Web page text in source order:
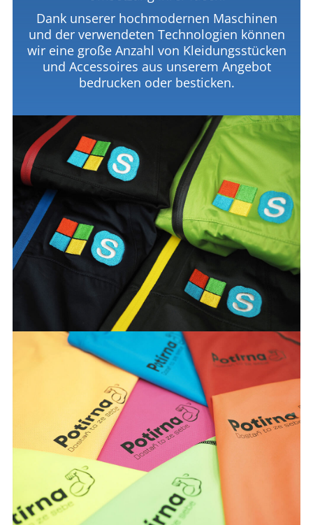
Dank unserer hochmodernen Maschinen
und der verwendeten Technologien können
wir eine große Anzahl von Kleidungsstücken
und Accessoires aus unserem Angebot
bedrucken oder besticken.